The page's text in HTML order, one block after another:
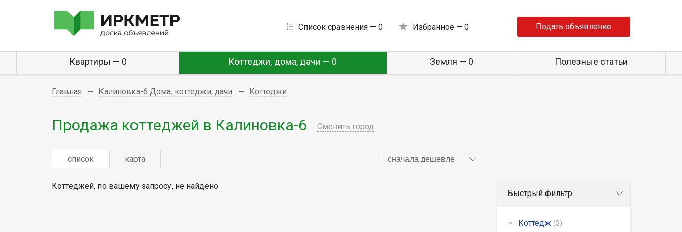
Список сравнения — 0 Избранное — 0 Подать объявление
Квартиры — 0 Коттеджи, дома, дачи — 0 Земля — 0 Полезные статьи
Главная Калиновка-6 Дома, коттеджи, дачи Коттеджи
Продажа коттеджей в Калиновка-6 Сменить город
список карта сначала дешевле
Коттеджей, по вашему запросу, не найдено
Быстрый фильтр
Коттедж (3)